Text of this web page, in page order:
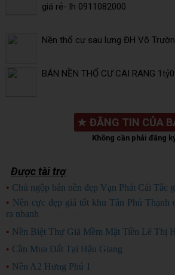
giá rẻ- lh 0911082000
Nền thổ cư sau lưng ĐH Võ
BÁN NỀN THỔ CƯ CAI RANG
★ ĐĂNG TIN CỦA
Không cần phải đăng
Được tài trợ
• Chủ ngộp bán nền đẹp Vạn Phát Cái Tắc
• Nền cực đẹp giá tốt khu Tân Phú Thạnh
ra nhanh
• Nền Biệt Thự Giá Mềm Mặt Tiền Lê Thị
• Cần Mua Đất Tại Hậu Giang
• Nền A2 Hưng Phú 1